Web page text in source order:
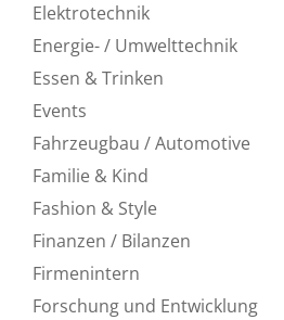
Elektrotechnik
Energie- / Umwelttechnik
Essen & Trinken
Events
Fahrzeugbau / Automotive
Familie & Kind
Fashion & Style
Finanzen / Bilanzen
Firmenintern
Forschung und Entwicklung